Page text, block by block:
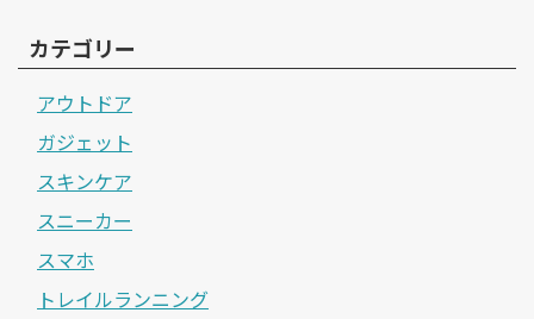
カテゴリー
アウトドア
ガジェット
スキンケア
スニーカー
スマホ
トレイルランニング